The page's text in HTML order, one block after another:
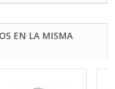
EN LA MISMA